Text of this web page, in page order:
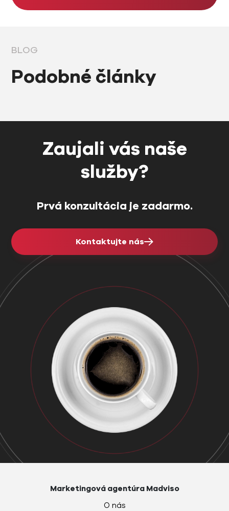
BLOG
Podobné články
Zaujali vás naše
služby?
Prvá konzultácia je zadarmo.
Kontaktujte nás
Marketingová agentúra Madviso
O nás